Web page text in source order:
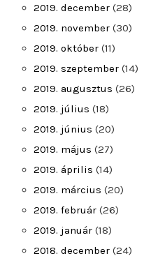
2019. december (28)
2019. november (30)
2019. október (11)
2019. szeptember (14)
2019. augusztus (26)
2019. július (18)
2019. június (20)
2019. május (27)
2019. április (14)
2019. március (20)
2019. február (26)
2019. január (18)
2018. december (24)